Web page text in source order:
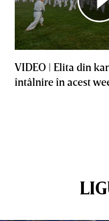
VIDEO | Elita din
întâlnire în acest